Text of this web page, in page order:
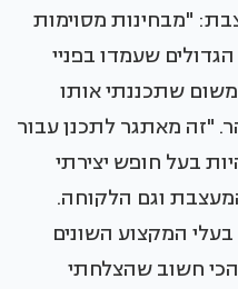
"מבחינות מסוימות
שעמדו בפניי
שתכננתי אותו
"זה מאתגר לתכנן עבור
בעל חופש יצירתי
וגם הלקוחה.
המקצוע השונים
חשוב שהצלחתי